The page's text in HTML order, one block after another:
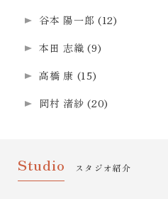
谷本 陽一郎 (12)
本田 志織 (9)
高橋 康 (15)
岡村 渚紗 (20)
Studio スタジオ紹介